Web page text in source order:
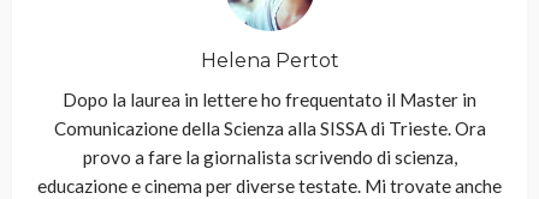
Helena Pertot
Dopo la laurea in lettere ho frequentato il Master in
Comunicazione della Scienza alla SISSA di Trieste. Ora
provo a fare la giornalista scrivendo di scienza,
educazione e cinema per diverse testate. Mi trovate anche